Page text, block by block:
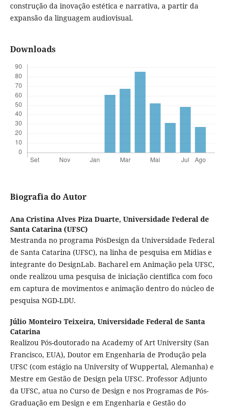
construção da inovação estética e narrativa, a partir da
expansão da linguagem audiovisual.
Downloads
Biografia do Autor
Ana Cristina Alves Piza Duarte, Universidade Federal de
Santa Catarina (UFSC)
Mestranda no programa PósDesign da Universidade Federal
de Santa Catarina (UFSC), na linha de pesquisa em Mídias e
integrante do DesignLab. Bacharel em Animação pela UFSC,
onde realizou uma pesquisa de iniciação cientifica com foco
em captura de movimentos e animação dentro do núcleo de
pesquisa NGD-LDU.
Júlio Monteiro Teixeira, Universidade Federal de Santa
Catarina
Realizou Pós-doutorado na Academy of Art University (San
Francisco, EUA), Doutor em Engenharia de Produção pela
UFSC (com estágio na University of Wuppertal, Alemanha) e
Mestre em Gestão de Design pela UFSC. Professor Adjunto
da UFSC, atua no Curso de Design e nos Programas de Pós-
Graduação em Design e em Engenharia e Gestão do